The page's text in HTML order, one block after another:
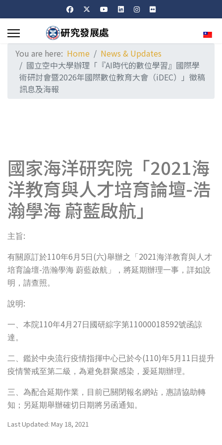
You are here: Home
News & Updates
國立空中大學辦理「『AI時代的數位學習』國際學
術研討會暨2026年國際數位教育大會（iDEC）」徵稿
訊息及海報
國家海洋研究院「2021海
洋教育與人才培育論壇-浩
瀚學海 蔚藍啟航」
主旨:
有關原訂於110年6 月 5 日 (六)舉辦之「 2021海洋教育與人才
培育論壇-浩瀚學海 蔚藍啟航」，將延期辦理一事，詳如說
明，請查照。
說明:
一、本院110年4月 27 日國研綜字第11000018592號函諒
達。
二、鑑於中央流行疫情指揮中心已於今(110)年5 月 11 日提升
疫情警戒至第二級，為避免群聚感染，爰延期辦理。
三、為配合延期作業，目前已關閉報名網站，惠請協助轉
知；另延期舉辦確切日期將另函通知。
Last Updated: May 18, 2021